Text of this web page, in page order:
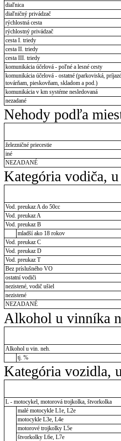
diaľnica
diaľničný privádzač
rýchlostná cesta
rýchlostný privádzač
cesta I. triedy
cesta II. triedy
cesta III. triedy
komunikácia účelová - poľné a lesné cesty
komunikácia účelová - ostatné (parkoviská,
továrňam, pieskovňam, skladom a pod.)
komunikácia v km systéme nesledovaná
nezadané
Nehody podľa
železničné priecestie
iné
NEZADANÉ
Kategória vodiča,
Vod. preukaz A do 50cc
Vod. preukaz A
Vod. preukaz B
mladší ako 18 rokov
Vod. preukaz C
Vod. preukaz D
Vod. preukaz T
Bez príslušného VO
ostatní vodiči
nezistené, vodič ušiel
nezistené
NEZADANÉ
Alkohol u vinníka
Alkohol u vin. neh.
tj. %
Kategória vozidla,
L - motocykel, motorová trojkolka, štvorkolka
malé motocykle L1e, L2e
motocykle L3e, L4e
motorové trojkolky L5e
štvorkolky L6e, L7e